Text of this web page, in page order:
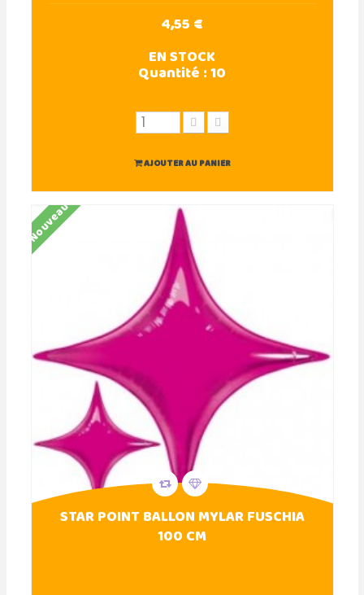
4,55 €
EN STOCK
Quantité :10
AJOUTER AU PANIER
Nouveau
STAR POINT BALLON MYLAR FUSCHIA
100 CM